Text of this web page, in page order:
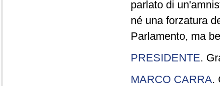
parlato di
né una forzatura
Parlamento, ma
PRESIDENTE.
MARCO CARRA.